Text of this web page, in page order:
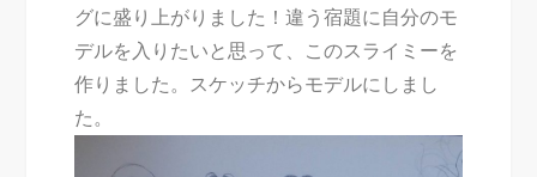
グに盛り上がりました！違う宿題に自分のモ
デルを入りたいと思って、このスライミーを
作りました。スケッチからモデルにしまし
た。